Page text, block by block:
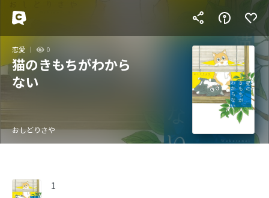
恋愛 0
猫のきもちがわから
ない
おしどりさや
1